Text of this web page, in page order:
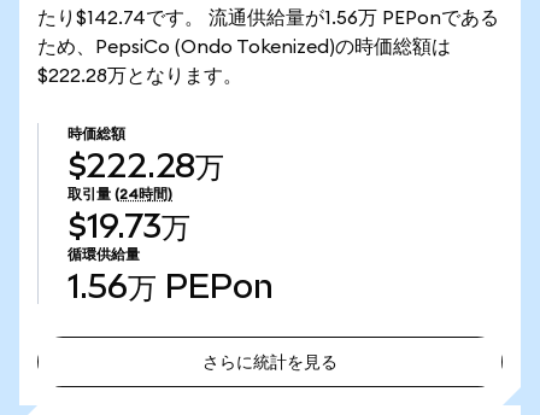
たり$142.74です。 流通供給量が1.56万 PEPonである
ため、PepsiCo (Ondo Tokenized)の時価総額は
$222.28万となります。
時価総額
$222.28万
取引量 (24時間)
$19.73万
循環供給量
1.56万 PEPon
さらに統計を見る